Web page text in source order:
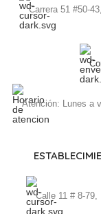
Carrera 51 #50-
Atención: Lunes a
Calle 11 # 8-